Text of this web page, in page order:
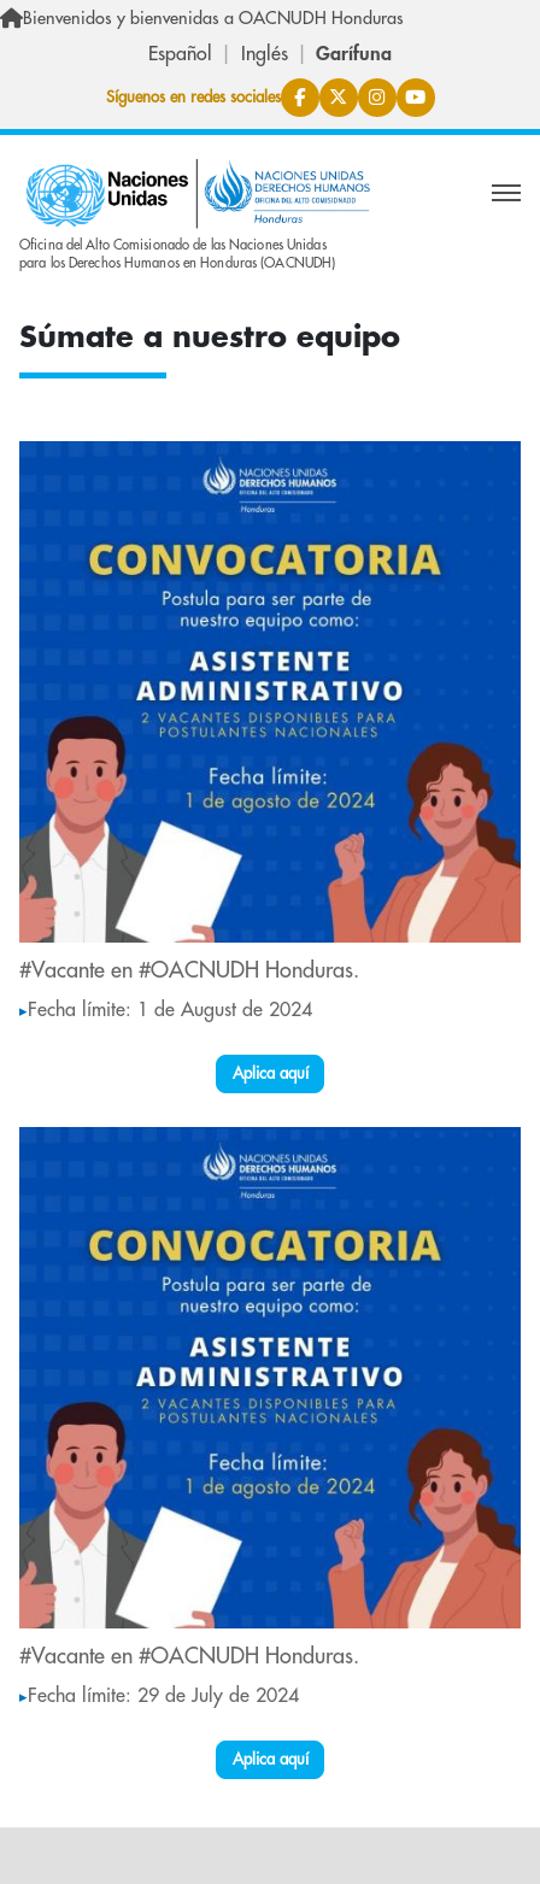
Skip to main content
Bienvenidos y bienvenidas a OACNUDH Honduras
Español Inglés Garífuna
Síguenos en redes sociales
Oficina del Alto Comisionado de las Naciones Unidas
para los Derechos Humanos en Honduras (OACNUDH)
Súmate a nuestro equipo
#Vacante en #OACNUDH Honduras.
▸Fecha límite: 1 de August de 2024
Aplica aquí
#Vacante en #OACNUDH Honduras.
▸Fecha límite: 29 de July de 2024
Aplica aquí